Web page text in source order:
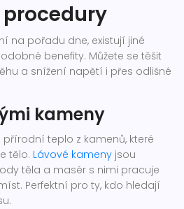
na pořadu dne, existují jiné
benefity. Můžete se těšit
a snížení napětí i přes odlišné
kameny
teplo z kamenů, které
tělo. Lávové kameny jsou
těla a masér s nimi pracuje
Perfektní pro ty, kdo hledají